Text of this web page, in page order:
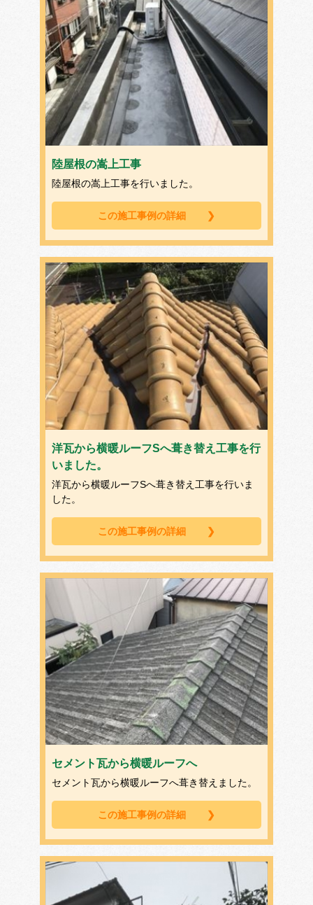
陸屋根の嵩上工事
陸屋根の嵩上工事を行いました。
この施工事例の詳細 ❯
洋瓦から横暖ルーフSへ葺き替え工事を行
いました。
洋瓦から横暖ルーフSへ葺き替え工事を行いま
した。
この施工事例の詳細 ❯
セメント瓦から横暖ルーフへ
セメント瓦から横暖ルーフへ葺き替えました。
この施工事例の詳細 ❯